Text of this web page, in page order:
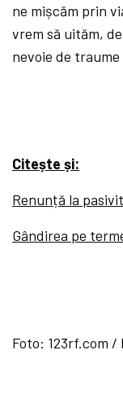
ne mișcăm prin
vrem să uităm,
nevoie de
Citește și:
Renunță la
Gândirea pe
Foto: 123rf.com